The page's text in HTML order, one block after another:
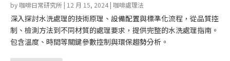
by咖啡日常研究所 | 12 月 15, 2024 | 咖啡處理法
深入探討水洗處理的技術原理、設備配置與標準化流程，從品質控
制、檢測方法到不同材質的處理要求，提供完整的水洗處理指南。
包含溫度、時間等關鍵參數控制與環保趨勢分析。